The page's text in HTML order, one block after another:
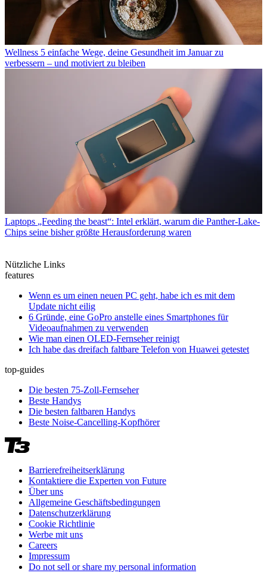
Wellness 5 einfache Wege, deine Gesundheit im Januar zu
verbessern – und motiviert zu bleiben
Laptops „Feeding the beast“: Intel erklärt, warum die Panther-Lake-
Chips seine bisher größte Herausforderung waren
Nützliche Links
features
Wenn es um einen neuen PC geht, habe ich es mit dem
Update nicht eilig
6 Gründe, eine GoPro anstelle eines Smartphones für
Videoaufnahmen zu verwenden
Wie man einen OLED-Fernseher reinigt
Ich habe das dreifach faltbare Telefon von Huawei getestet
top-guides
Die besten 75-Zoll-Fernseher
Beste Handys
Die besten faltbaren Handys
Beste Noise-Cancelling-Kopfhörer
Barrierefreiheitserklärung
Kontaktiere die Experten von Future
Über uns
Allgemeine Geschäftsbedingungen
Datenschutzerklärung
Cookie Richtlinie
Werbe mit uns
Careers
Impressum
Do not sell or share my personal information